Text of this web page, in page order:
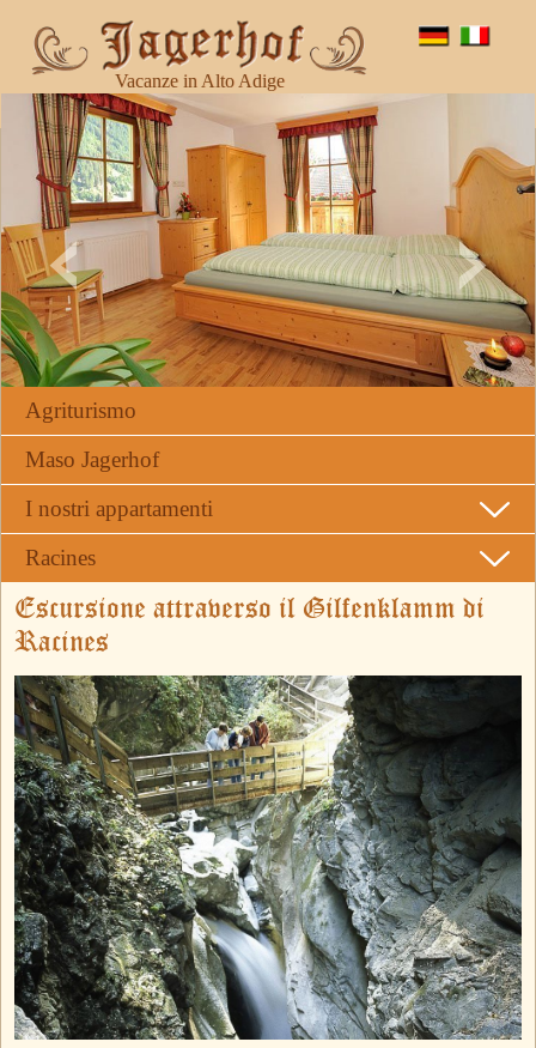
Vacanze in Alto Adige
Agriturismo
Maso Jagerhof
I nostri appartamenti
Racines
Escursione attraverso il Gilfenklamm di
Racines